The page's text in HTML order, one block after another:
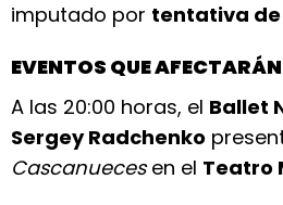
imputado por tentativa
EVENTOS QUE
A las 20:00 horas, el Ballet
Sergey Radchenko
Cascanuecesen el Teatro